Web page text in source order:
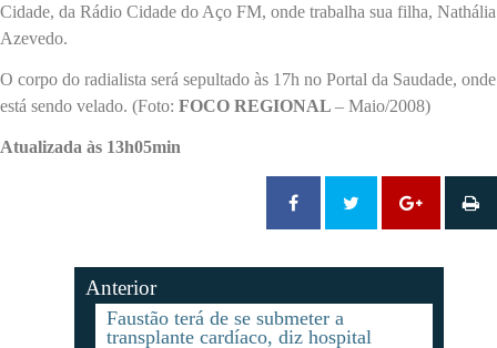
Cidade, da Rádio Cidade do Aço FM, onde trabalha sua filha, Nathália
Azevedo.
O corpo do radialista será sepultado às 17h no Portal da Saudade, onde
está sendo velado. (Foto: FOCO REGIONAL – Maio/2008)
Atualizada às 13h05min
Anterior
Faustão terá de se submeter a
transplante cardíaco, diz hospital